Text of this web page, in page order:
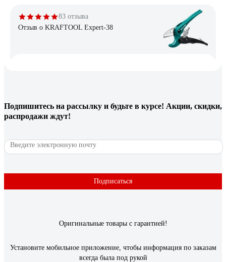
83 отзыва
Отзыв о KRAFTOOL Expert-38
111 отзывов
Недорогие, маленькие аккуратные. Режут ровно.
Подпишитесь на рассылку и будьте в курсе! Акции, скидки,
распродажи ждут!
Подписаться
Оригинальные товары с гарантией!
Установите мобильное приложение, чтобы информация по заказам
всегда была под рукой